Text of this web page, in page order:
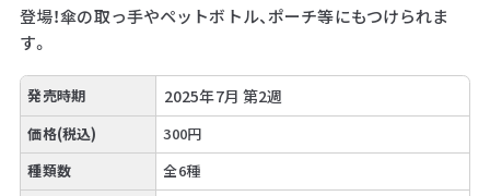
登場！傘の取っ手やペットボトル、ポーチ等にもつけられま
す。
発売時期 2025年7月 第2週
価格(税込)
300円
種類数
全6種